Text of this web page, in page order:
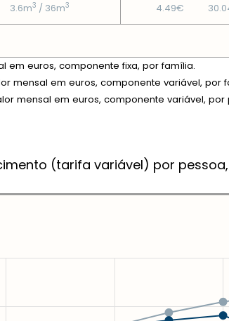
3.6m3 / 36m3 4.49€
em euros, componente fixa, por família.
mensal em euros, componente variável, por
mensal em euros, componente variável, por
(tarifa variável) por